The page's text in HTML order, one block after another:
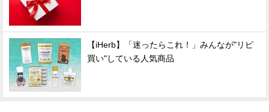
【iHerb】「迷ったらこれ！」みんなが"リピ
買い"している人気商品